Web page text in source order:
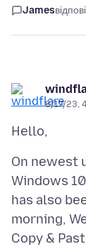
James
8/17/23,
On newest
Windows
has also
morning,
Copy &